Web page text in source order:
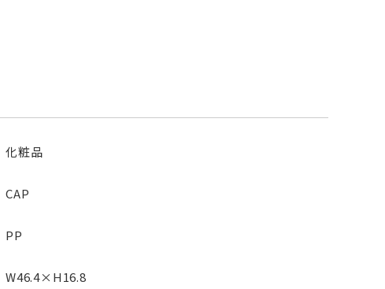
化粧品
CAP
PP
W46.4×H16.8